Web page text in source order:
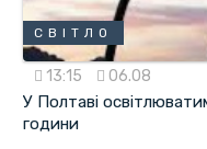
СВІТЛО
13:15 06.08
У Полтаві
години